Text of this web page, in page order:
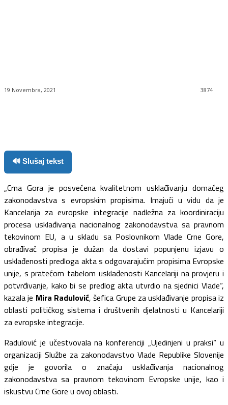
19 Novembra, 2021 3874
🔊 Slušaj tekst
„Crna Gora je posvećena kvalitetnom usklađivanju domaćeg
zakonodavstva s evropskim propisima. Imajući u vidu da je
Kancelarija za evropske integracije nadležna za koordiniraciju
procesa usklađivanja nacionalnog zakonodavstva sa pravnom
tekovinom EU, a u skladu sa Poslovnikom Vlade Crne Gore,
obrađivač propisa je dužan da dostavi popunjenu izjavu o
usklađenosti predloga akta s odgovarajućim propisima Evropske
unije, s pratećom tabelom usklađenosti Kancelariji na provjeru i
potvrđivanje, kako bi se predlog akta utvrdio na sjednici Vlade“,
kazala je Mira Radulović, šefica Grupe za usklađivanje propisa iz
oblasti političkog sistema i društvenih djelatnosti u Kancelariji
za evropske integracije.
Radulović je učestvovala na konferenciji „Ujedinjeni u praksi“ u
organizaciji Službe za zakonodavstvo Vlade Republike Slovenije
gdje je govorila o značaju usklađivanja nacionalnog
zakonodavstva sa pravnom tekovinom Evropske unije, kao i
iskustvu Crne Gore u ovoj oblasti.